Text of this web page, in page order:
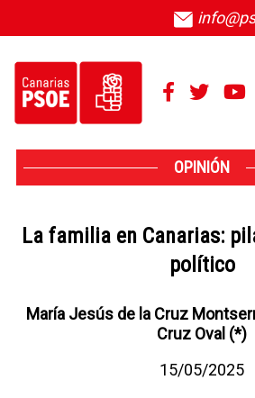
OPINIÓN
La familia en Canarias:
político
María Jesús de la Cruz
Cruz Oval (*)
15/05/2025